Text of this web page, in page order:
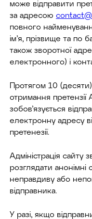
може відправити
за адресою
повного
ім’я, прізвище та по
також зворотної
електронного) і
Протягом 10
отримання претензії
зобов’язується
електронну адресу
претенезії.
Адміністрація сайту
розглядати анонімні
неправдиву або
відправника.
У разі, якщо